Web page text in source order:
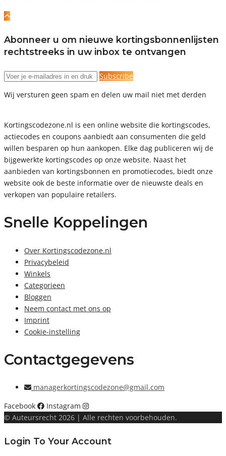
Abonneer u om nieuwe kortingsbonnenlijsten
rechtstreeks in uw inbox te ontvangen
Subscribe
Wij versturen geen spam en delen uw mail niet met derden
Kortingscodezone.nl is een online website die kortingscodes,
actiecodes en coupons aanbiedt aan consumenten die geld
willen besparen op hun aankopen. Elke dag publiceren wij de
bijgewerkte kortingscodes op onze website. Naast het
aanbieden van kortingsbonnen en promotiecodes, biedt onze
website ook de beste informatie over de nieuwste deals en
verkopen van populaire retailers.
Snelle Koppelingen
Over Kortingscodezone.nl
Privacybeleid
Winkels
Categorieen
Bloggen
Neem contact met ons op
Imprint
Cookie-instelling
Contactgegevens
managerkortingscodezone@gmail.com
Facebook
Instagram
© Auteursrecht 2026 | Alle rechten voorbehouden.
Login To Your Account